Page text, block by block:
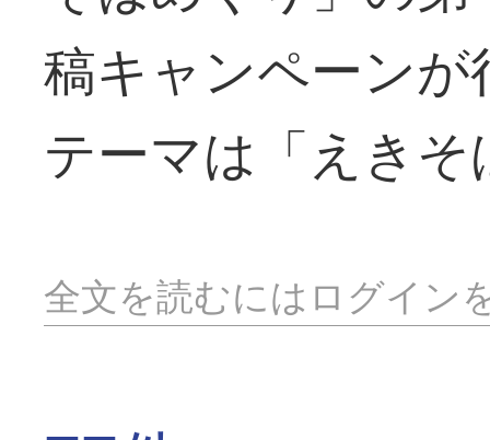
稿キャンペーン
テーマは「えきそ
全文を読むにはログイン